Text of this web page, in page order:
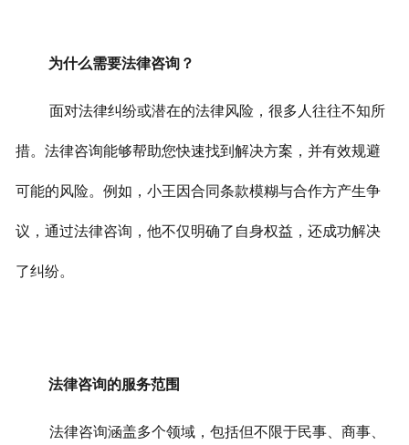
为什么需要法律咨询？
面对法律纠纷或潜在的法律风险，很多人往往不知所
措。法律咨询能够帮助您快速找到解决方案，并有效规避
可能的风险。 例如，小王因合同条款模糊与合作方产生争
议，通过法律咨询，他不仅明确了自身权益，还成功解决
了纠纷。
法律咨询的服务范围
法律咨询涵盖多个领域，包括但不限于民事、商事、